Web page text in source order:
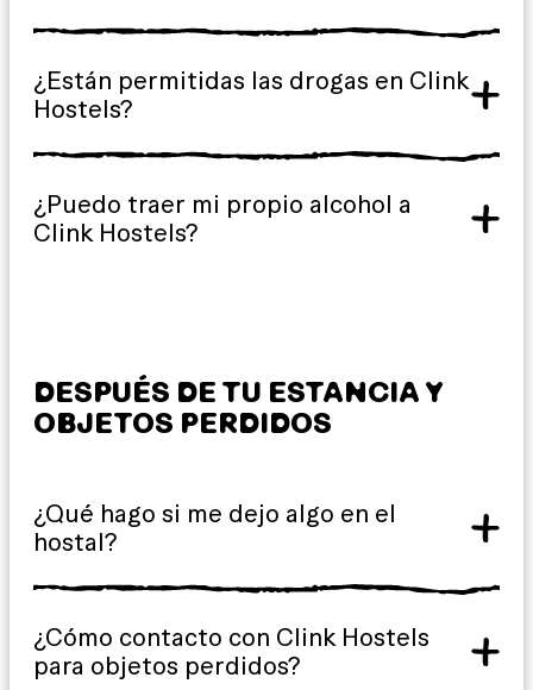
¿Están permitidas las drogas en Clink
Hostels?
¿Puedo traer mi propio alcohol a
Clink Hostels?
DESPUÉS DE TU ESTANCIA Y
OBJETOS PERDIDOS
¿Qué hago si me dejo algo en el
hostal?
¿Cómo contacto con Clink Hostels
para objetos perdidos?